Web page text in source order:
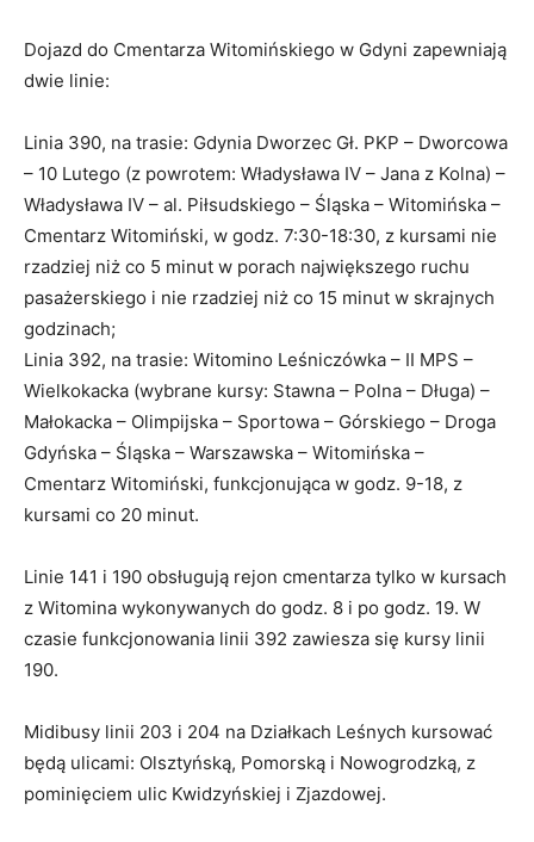
Dojazd do Cmentarza Witomińskiego w Gdyni zapewniają
dwie linie:
Linia 390, na trasie: Gdynia Dworzec Gł. PKP – Dworcowa
– 10 Lutego (z powrotem: Władysława IV – Jana z Kolna) –
Władysława IV – al. Piłsudskiego – Śląska – Witomińska –
Cmentarz Witomiński, w godz. 7:30-18:30, z kursami nie
rzadziej niż co 5 minut w porach największego ruchu
pasażerskiego i nie rzadziej niż co 15 minut w skrajnych
godzinach;
Linia 392, na trasie: Witomino Leśniczówka – II MPS –
Wielkokacka (wybrane kursy: Stawna – Polna – Długa) –
Małokacka – Olimpijska – Sportowa – Górskiego – Droga
Gdyńska – Śląska – Warszawska – Witomińska –
Cmentarz Witomiński, funkcjonująca w godz. 9-18, z
kursami co 20 minut.
Linie 141 i 190 obsługują rejon cmentarza tylko w kursach
z Witomina wykonywanych do godz. 8 i po godz. 19. W
czasie funkcjonowania linii 392 zawiesza się kursy linii
190.
Midibusy linii 203 i 204 na Działkach Leśnych kursować
będą ulicami: Olsztyńską, Pomorską i Nowogrodzką, z
pominięciem ulic Kwidzyńskiej i Zjazdowej.